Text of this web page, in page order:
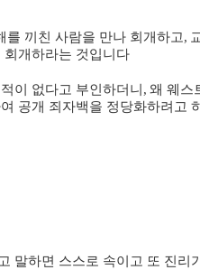
를 끼친 사람을 만나 회개하고,
개하라는 것입니다
이 없다고 부인하더니 , 왜 웨스
공개 죄자백을 정당화하려고
말하면 스스로 속이고 또 진리